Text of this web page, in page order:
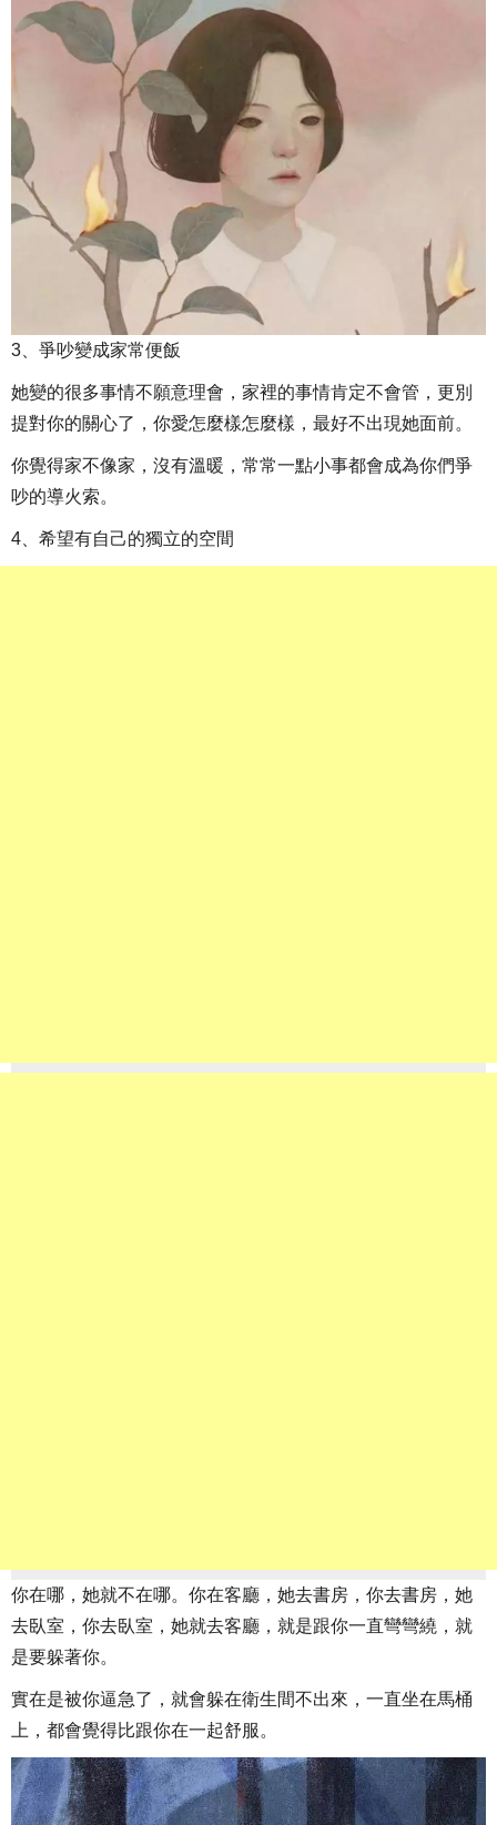
3、爭吵變成家常便飯
她變的很多事情不願意理會，家裡的事情肯定不會管，更別
提對你的關心了，你愛怎麼樣怎麼樣，最好不出現她面前。
你覺得家不像家，沒有溫暖，常常一點小事都會成為你們爭
吵的導火索。
4、希望有自己的獨立的空間
你在哪，她就不在哪。你在客廳，她去書房，你去書房，她
去臥室，你去臥室，她就去客廳，就是跟你一直彎彎繞，就
是要躲著你。
實在是被你逼急了，就會躲在衛生間不出來，一直坐在馬桶
上，都會覺得比跟你在一起舒服。